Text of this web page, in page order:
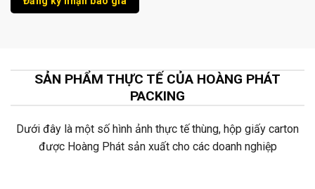
SẢN PHẨM THỰC TẾ CỦA HOÀNG PHÁT
PACKING
Dưới đây là một số hình ảnh thực tế thùng, hộp giấy carton
được Hoàng Phát sản xuất cho các doanh nghiệp